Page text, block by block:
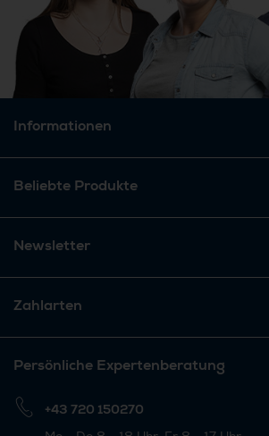
Informationen
Beliebte Produkte
Newsletter
Zahlarten
Persönliche Expertenberatung
+43 720 150270